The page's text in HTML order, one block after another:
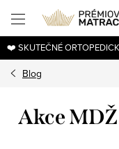
obsah
❤️ SKUTEČNÉ
Blog
Akce